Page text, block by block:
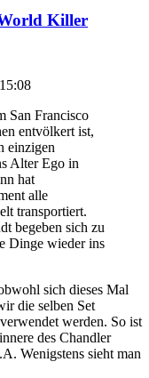
Killer
San Francisco
entvölkert ist,
einzigen
Alter Ego in
hat
alle
transportiert.
begeben sich zu
Dinge wieder ins
sich dieses Mal
die selben Set
werden. So ist
des Chandler
Wenigstens sieht man